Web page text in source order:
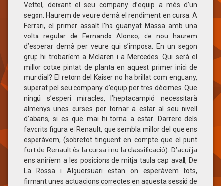
Vettel, deixant el seu company d’equip a més d’un
segon. Haurem de veure demà el rendiment en cursa. A
Ferrari, el primer assalt l’ha guanyat Massa amb una
volta regular de Fernando Alonso, de nou haurem
d’esperar demà per veure qui s’imposa. En un segon
grup hi trobaríem a Mclaren i a Mercedes. Qui serà el
millor cotxe pintat de planta en aquest primer inici de
mundial? El retorn del Kaiser no ha brillat com enguany,
superat pel seu company d’equip per tres dècimes. Que
ningú s’esperi miracles, l’heptacampió necessitarà
almenys unes curses per tornar a estar al seu nivell
d’abans, si es que mai hi torna a estar. Darrere dels
favorits figura el Renault, que sembla millor del que ens
esperàvem, (sobretot tinguent en compte que el punt
fort de Renault és la cursa i no la classificació). D’aquí ja
ens aniríem a les posicions de mitja taula cap avall, De
La Rossa i Alguersuari estan on esperàvem tots,
firmant unes actuacions correctes en aquesta sessió de